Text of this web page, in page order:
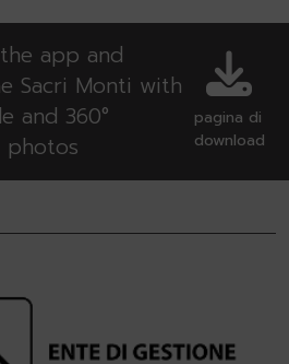
app and
Sacri Monti with
and 360°
photos
pagina di
download